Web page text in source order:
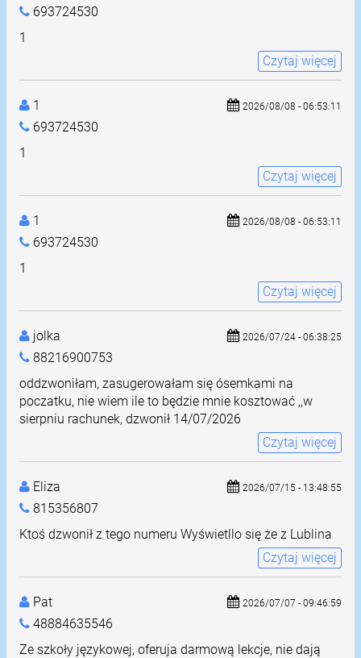
693724530
1
Czytaj więcej
1
693724530
2026/08/08 - 06:53:11
1
Czytaj więcej
1
693724530
2026/08/08 - 06:53:11
1
Czytaj więcej
jolka
88216900753
2026/07/24 - 06:38:25
oddzwoniłam, zasugerowałam się ósemkami na
poczatku, nie wiem ile to będzie mnie kosztować ,,w
sierpniu rachunek, dzwonił 14/07/2026
Czytaj więcej
Eliza
815356807
2026/07/15 - 13:48:55
Ktoś dzwonił z tego numeru Wyświetllo się że z Lublina
Czytaj więcej
Pat
48884635546
2026/07/07 - 09:46:59
Ze szkoły językowej, oferuja darmową lekcje, nie dają